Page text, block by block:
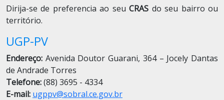
Dirija-se de preferencia ao seuCRAS do seu bairro ou
território.
UGP-PV
Endereço: Avenida Doutor Guarani, 364 – Jocely Dantas
de Andrade Torres
Telefone:(88) 3695 - 4334
E-mail: ugppv@sobral.ce.gov.br